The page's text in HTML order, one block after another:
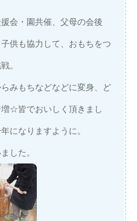
会・園共催、父母の会後
供も協力して、おもちをつ
。
みもちなどなどに変身、ど
☆皆でおいしく頂きまし
になりますように。
した。